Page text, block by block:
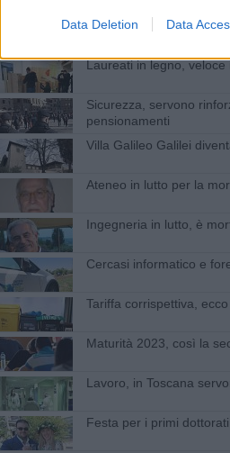
Data Deletion Data
​Scegliere una laurea
Laureati in legno,
Sicurezza, servono
pensionamenti
Villa Galileo Galilei
Ateneo in lutto per la
Ingegneria in lutto, è
Cercasi informatico e
Tariffa corrispettiva,
Maturità 2023, così la
Lavoro, in Toscana
Festa per i primi